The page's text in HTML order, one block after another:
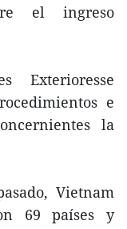
el ingreso
Exterioresse
e
la
Vietnam
69 países y